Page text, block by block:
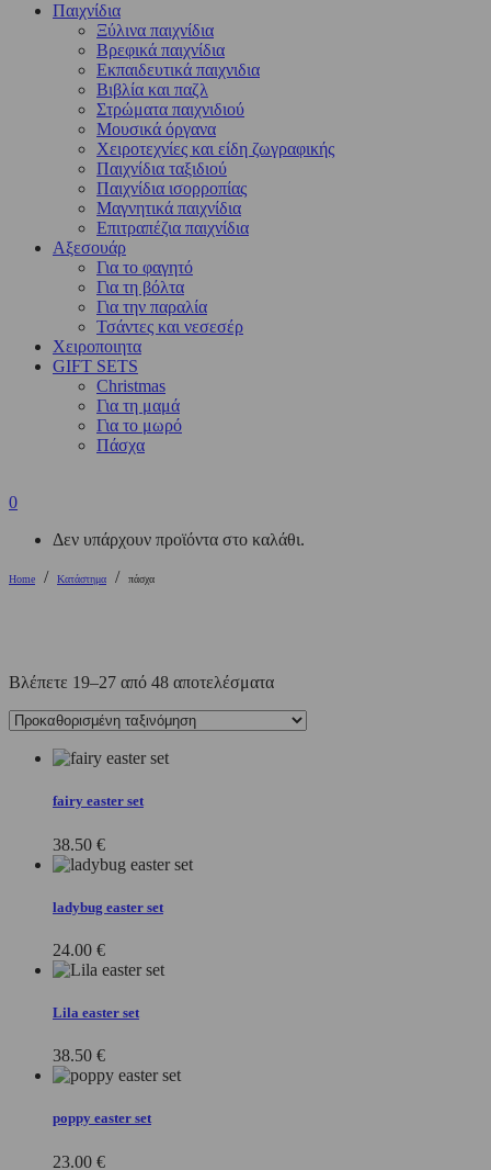
Παιχνίδια
Ξύλινα παιχνίδια
Βρεφικά παιχνίδια
Εκπαιδευτικά παιχνιδια
Βιβλία και παζλ
Στρώματα παιχνιδιού
Μουσικά όργανα
Χειροτεχνίες και είδη ζωγραφικής
Παιχνίδια ταξιδιού
Παιχνίδια ισορροπίας
Μαγνητικά παιχνίδια
Επιτραπέζια παιχνίδια
Αξεσουάρ
Για το φαγητό
Για τη βόλτα
Για την παραλία
Τσάντες και νεσεσέρ
Χειροποιητα
GIFT SETS
Christmas
Για τη μαμά
Για το μωρό
Πάσχα
0
Δεν υπάρχουν προϊόντα στο καλάθι.
Home / Κατάστημα / πάσχα
Βλέπετε 19–27 από 48 αποτελέσματα
fairy easter set
38.50 €
ladybug easter set
24.00 €
Lila easter set
38.50 €
poppy easter set
23.00 €